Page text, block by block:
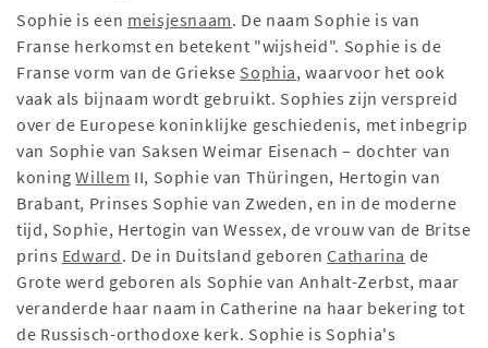
Sophie is een meisjesnaam. De naam Sophie is van
Franse herkomst en betekent "wijsheid". Sophie is de
Franse vorm van de Griekse Sophia, waarvoor het ook
vaak als bijnaam wordt gebruikt. Sophies zijn verspreid
over de Europese koninklijke geschiedenis, met inbegrip
van Sophie van Saksen Weimar Eisenach – dochter van
koningWillem II, Sophie van Thüringen, Hertogin van
Brabant, Prinses Sophie van Zweden, en in de moderne
tijd, Sophie, Hertogin van Wessex, de vrouw van de Britse
prins Edward. De in Duitsland geborenCatharina de
Grote werd geboren als Sophie van Anhalt-Zerbst, maar
veranderde haar naam in Catherine na haar bekering tot
de Russisch-orthodoxe kerk. Sophie is Sophia's